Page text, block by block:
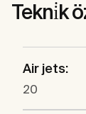
Tekni̇k
Air jets:
20